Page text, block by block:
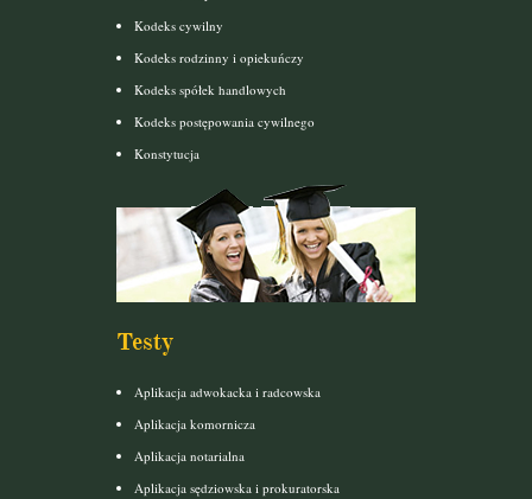
Kodeks cywilny
Kodeks rodzinny i opiekuńczy
Kodeks spółek handlowych
Kodeks postępowania cywilnego
Konstytucja
Testy
Aplikacja adwokacka i radcowska
Aplikacja komornicza
Aplikacja notarialna
Aplikacja sędziowska i prokuratorska